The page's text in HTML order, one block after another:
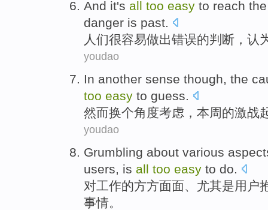
And it's all too easy to reach
danger is past.
人们很容易做出错误的判断 ， 认
youdao
In another sense though, the
too easy to guess.
然而换个角度考虑， 本周的激战
youdao
Grumbling about various
users
is all too easy to do
对工作的方方面面 尤其是用户
事情。